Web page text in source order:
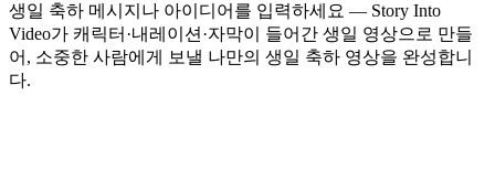
생일 축하 메시지나 아이디어를 입력하세요 — Story Into
Video가 캐릭터·내레이션·자막이 들어간 생일 영상으로 만들
어, 소중한 사람에게 보낼 나만의 생일 축하 영상을 완성합니
다.